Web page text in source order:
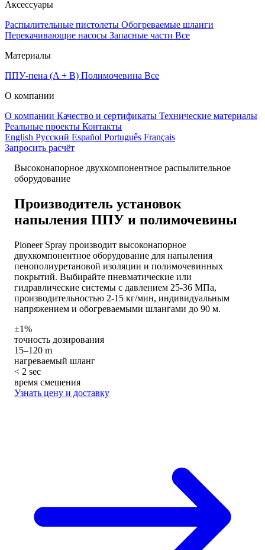
Аксессуары
Распылительные пистолеты Обогреваемые шланги
Перекачивающие насосы Запасные части Все
Материалы
ППУ-пена (A + B) Полимочевина Все
О компании
О компании Качество и сертификаты Технические материалы
Реальные проекты Контакты
English Русский Español Português Français
Запросить расчёт
Высоконапорное двухкомпонентное распылительное
оборудование
Производитель установок
напыления ППУ и полимочевины
Pioneer Spray производит высоконапорное
двухкомпонентное оборудование для напыления
пенополиуретановой изоляции и полимочевинных
покрытий. Выбирайте пневматические или
гидравлические системы с давлением 25-36 МПа,
производительностью 2-15 кг/мин, индивидуальным
напряжением и обогреваемыми шлангами до 90 м.
±1%
точность дозирования
15–120 m
нагреваемый шланг
< 2 sec
время смешения
Узнать цену и доставку